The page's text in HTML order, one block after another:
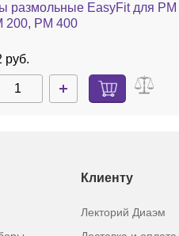
размольные EasyFit для PM
200, PM 400
руб.
Клиенту
Лекторий Диаэм